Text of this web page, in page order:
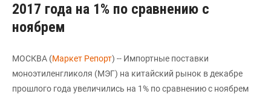
2017 года на 1% по сравнению с
ноябрем
МОСКВА (Маркет Репорт) -- Импортные поставки
моноэтиленгликоля (МЭГ) на китайский рынок в декабре
прошлого года увеличились на 1% по сравнению с ноябрем